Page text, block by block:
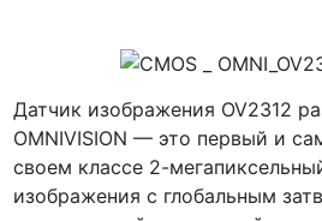
Датчик изображения OV2312
OMNIVISION — это первый и
своем классе 2-
изображения с глобальным